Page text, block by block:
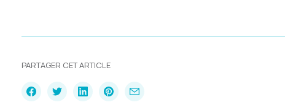
PARTAGER CET ARTICLE